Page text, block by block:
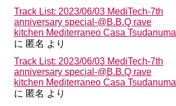
Track List: 2023/06/03 MediTech-7th
anniversary special-@B.B.Q rave
kitchen Mediterraneo Casa Tsudanuma
に 匿名 より
Track List: 2023/06/03 MediTech-7th
anniversary special-@B.B.Q rave
kitchen Mediterraneo Casa Tsudanuma
に 匿名 より